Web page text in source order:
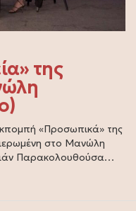
της
«Προσωπικά» της
στο Μανώλη
Παρακολουθούσα…